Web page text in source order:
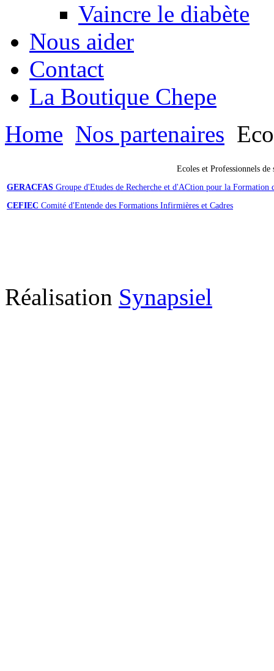
Vaincre le diabète
Nous aider
Contact
La Boutique Chepe
Home Nos partenaires
Ecoles et Professionnels de
GERACFAS Groupe d'Etudes de Recherche et d'ACtion pour la Formation
CEFIEC Comité d'Entende des Formations Infirmières et Cadres
Réalisation Synapsiel